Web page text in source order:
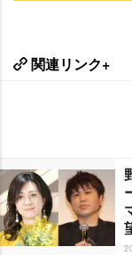
関連リンク+